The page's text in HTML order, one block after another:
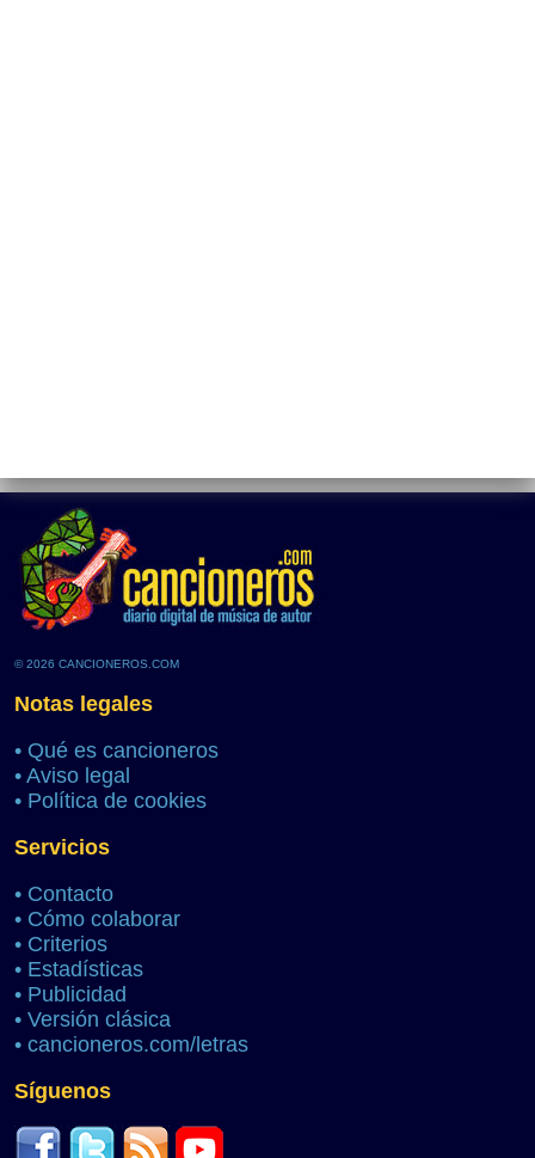
© 2026 CANCIONEROS.COM
Notas legales
• Qué es cancioneros
• Aviso legal
• Política de cookies
Servicios
• Contacto
• Cómo colaborar
• Criterios
• Estadísticas
• Publicidad
• Versión clásica
• cancioneros.com/letras
Síguenos